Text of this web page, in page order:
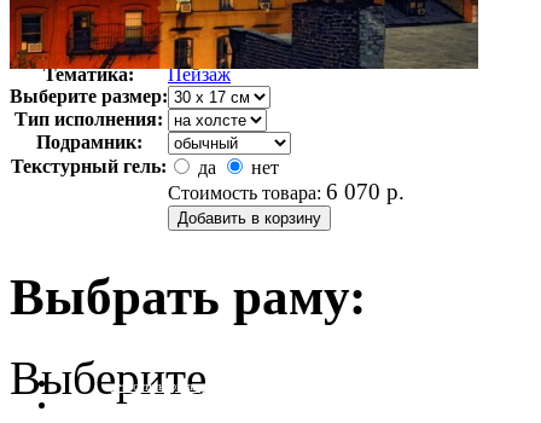
Автор:
Неизвестно
Арт-стиль
Фотография
Тематика:
Пейзаж
Выберите размер:
Тип исполнения:
Подрамник:
Текстурный гель:
да
нет
Стоимость товара: 6 070 р.
Выбрать раму:
очистить фильтр цвета
Выберите